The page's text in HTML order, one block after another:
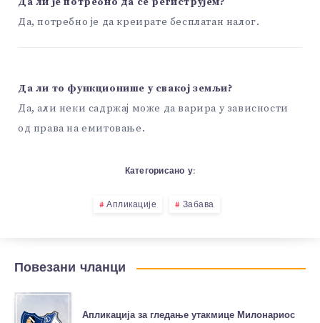
Да, потребно је да креирате бесплатан налог.
Да ли то функционише у свакој земљи?
Да, али неки садржај може да варира у зависности
од права на емитовање.
Категорисано у:
Апликације Забава
Повезани чланци
Апликација за гледање утакмице Милонариос